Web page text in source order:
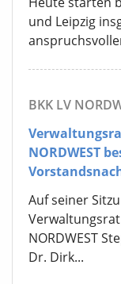
und Leipzig
BKK LV
NORDWEST
Auf seiner
NORDWEST
Dr. Dirk...